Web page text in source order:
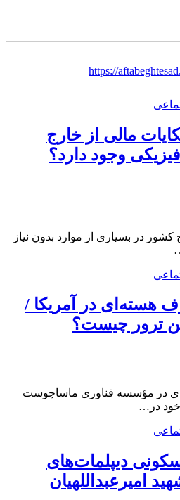
https://
مالی از خارج
وجود دارد؟
در بسیاری از موارد بدون نیاز
هسته‌ای در آمریکا /
ترور چیست؟
در مؤسسه فناوری ماساچوست
دیپلمات‌های
امیرعبداللهیان